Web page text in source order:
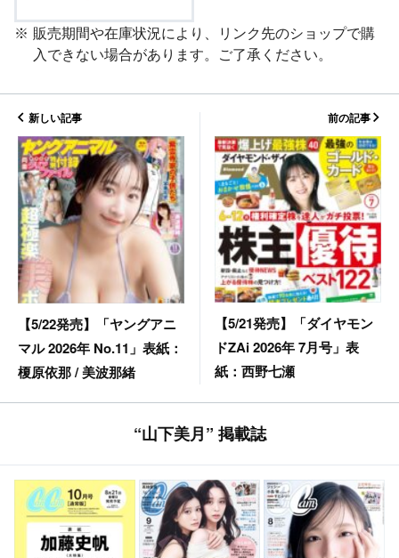
販売期間や在庫状況により、リンク先のショップで購
入できない場合があります。ご了承ください。
新しい記事
【5/22発売】「ヤングアニ
マル 2026年 No.11」表紙：
榎原依那 / 美波那緒
前の記事
【5/21発売】「ダイヤモン
ドZAi 2026年 7月号」表
紙：西野七瀬
“山下美月” 掲載誌